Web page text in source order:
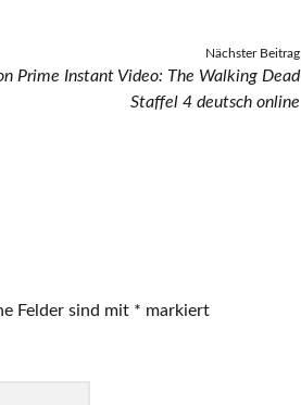
Nächster Beitrag
Prime Instant Video: The Walking Dead
Staffel 4 deutsch online
Felder sind mit * markiert